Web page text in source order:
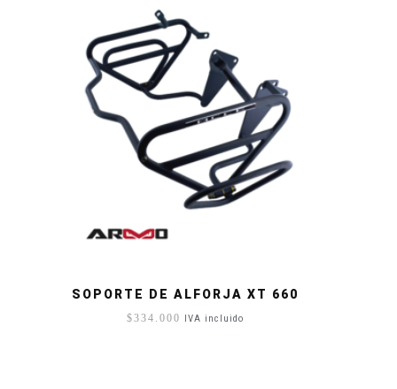
SOPORTE DE ALFORJA XT 660
$334.000 IVA incluido